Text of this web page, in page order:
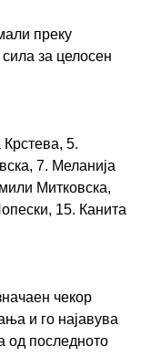
преку
за целосен
5.
7. Меланија
Митковска,
15. Канита
чекор
и го најавува
од последното